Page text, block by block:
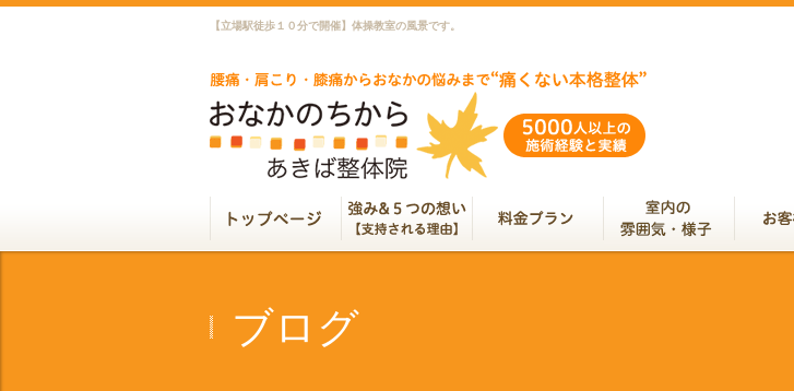
【立場駅徒歩１０分で開催】体操教室の風景です。
ブログ